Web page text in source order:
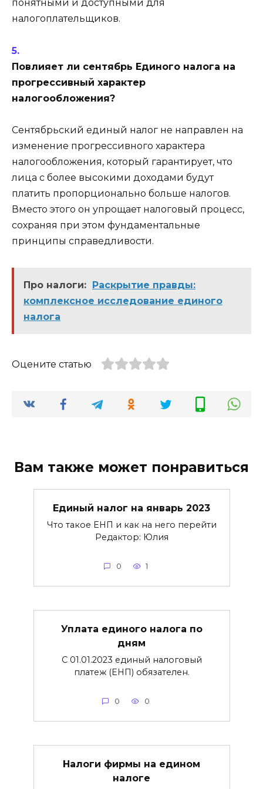
понятными и доступными для
налогоплательщиков.
Повлияет ли сентябрь Единого налога на
прогрессивный характер
налогообложения?
Сентябрьский единый налог не направлен на
изменение прогрессивного характера
налогообложения, который гарантирует, что
лица с более высокими доходами будут
платить пропорционально больше налогов.
Вместо этого он упрощает налоговый процесс,
сохраняя при этом фундаментальные
принципы справедливости.
Про налоги: Раскрытие правды:
комплексное исследование единого
налога
Оцените статью
Вам также может понравиться
Единый налог на январь 2023
Что такое ЕНП и как на него перейти
Редактор: Юлия
0 1
Уплата единого налога по
дням
С 01.01.2023 единый налоговый
платеж (ЕНП) обязателен.
0 0
Налоги фирмы на едином
налоге